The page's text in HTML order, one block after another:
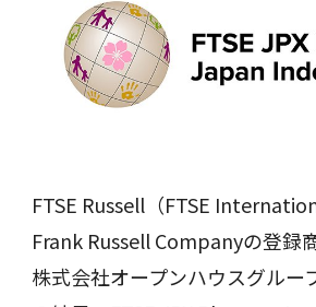
FTSE Russell（FTSE
Frank Russell Companyの登録
株式会社オープンハウスグルー